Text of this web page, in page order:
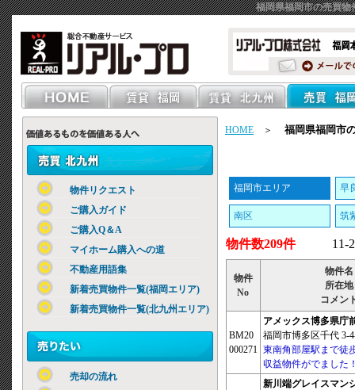
福岡県福岡市の売買物
物件リクエスト
ご購入ガイド
ご購入Q＆A
マイホーム購入への道
不動産用語集
新着売買物件一覧(福岡エリア)
新着売買物件一覧(北九州エリア)
売却の流れ
HOME ＞ 福岡県福岡市
福岡市エリア 早
南区 筑
物件数209件 11-
物件
No
物件名
所在地
コメン
BM20
000271
アメックス博多県庁
福岡市博多区千代 3-
東南角部屋駅まで徒
収益物件がでました
新川端グレイスマン